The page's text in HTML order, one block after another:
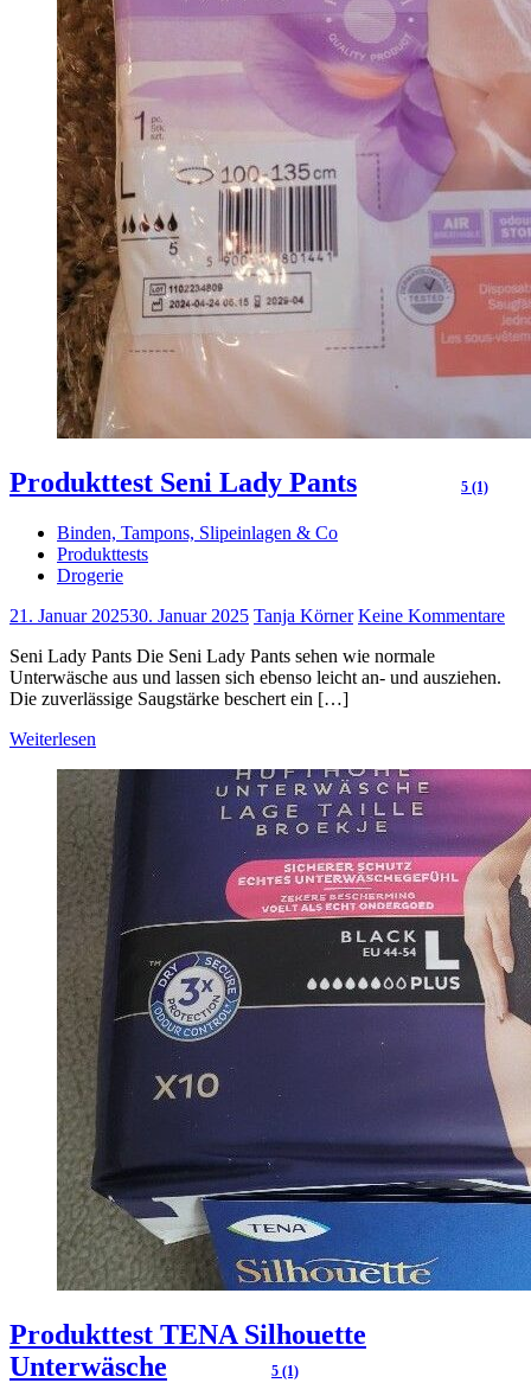
Produkttest Seni Lady Pants 5 (1)
Binden, Tampons, Slipeinlagen & Co
Produkttests
Drogerie
21. Januar 202530. Januar 2025 Tanja Körner Keine Kommentare
Seni Lady Pants Die Seni Lady Pants sehen wie normale
Unterwäsche aus und lassen sich ebenso leicht an- und ausziehen.
Die zuverlässige Saugstärke beschert ein […]
Weiterlesen
Produkttest TENA Silhouette
Unterwäsche
5 (1)